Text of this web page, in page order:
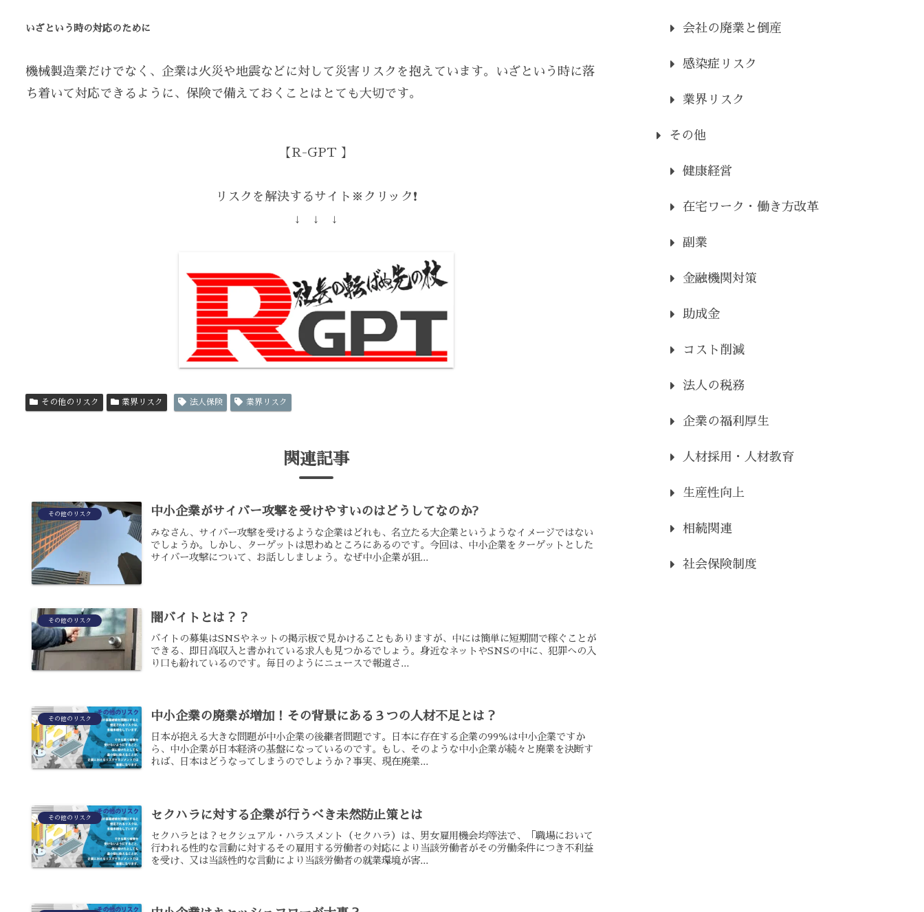
いざという時の対応のために
機械製造業だけでなく、企業は火災や地震などに対して災害リスクを抱えています。いざという時に落
ち着いて対応できるように、保険で備えておくことはとても大切です。
【R-GPT 】
リスクを解決するサイト※クリック❗️
↓ ↓ ↓
その他のリスク 業界リスク 法人保険 業界リスク
関連記事
その他のリスク 中小企業がサイバー攻撃を受けやすいのはどうしてなのか?
みなさん、サイバー攻撃を受けるような企業はどれも、名立たる大企業というようなイメージではない
でしょうか。しかし、ターゲットは思わぬところにあるのです。今回は、中小企業をターゲットとした
サイバー攻撃について、お話ししましょう。なぜ中小企業が狙...
その他のリスク 闇バイトとは？？
バイトの募集はSNSやネットの掲示板で見かけることもありますが、中には簡単に短期間で稼ぐことが
できる、即日高収入と書かれている求人も見つかるでしょう。身近なネットやSNSの中に、犯罪への入
り口も紛れているのです。毎日のようにニュースで報道さ...
その他のリスク 中小企業の廃業が増加！その背景にある３つの人材不足とは？
日本が抱える大きな問題が中小企業の後継者問題です。日本に存在する企業の99％は中小企業ですか
ら、中小企業が日本経済の基盤になっているのです。もし、そのような中小企業が続々と廃業を決断す
れば、日本はどうなってしまうのでしょうか？事実、現在廃業...
その他のリスク セクハラに対する企業が行うべき未然防止策とは
セクハラとは？セクシュアル・ハラスメント（セクハラ）は、男女雇用機会均等法で、「職場において
行われる性的な言動に対するその雇用する労働者の対応により当該労働者がその労働条件につき不利益
を受け、又は当該性的な言動により当該労働者の就業環境が害...
会社の廃業と倒産
感染症リスク
業界リスク
その他
健康経営
在宅ワーク・働き方改革
副業
金融機関対策
助成金
コスト削減
法人の税務
企業の福利厚生
人材採用・人材教育
生産性向上
相続関連
社会保険制度